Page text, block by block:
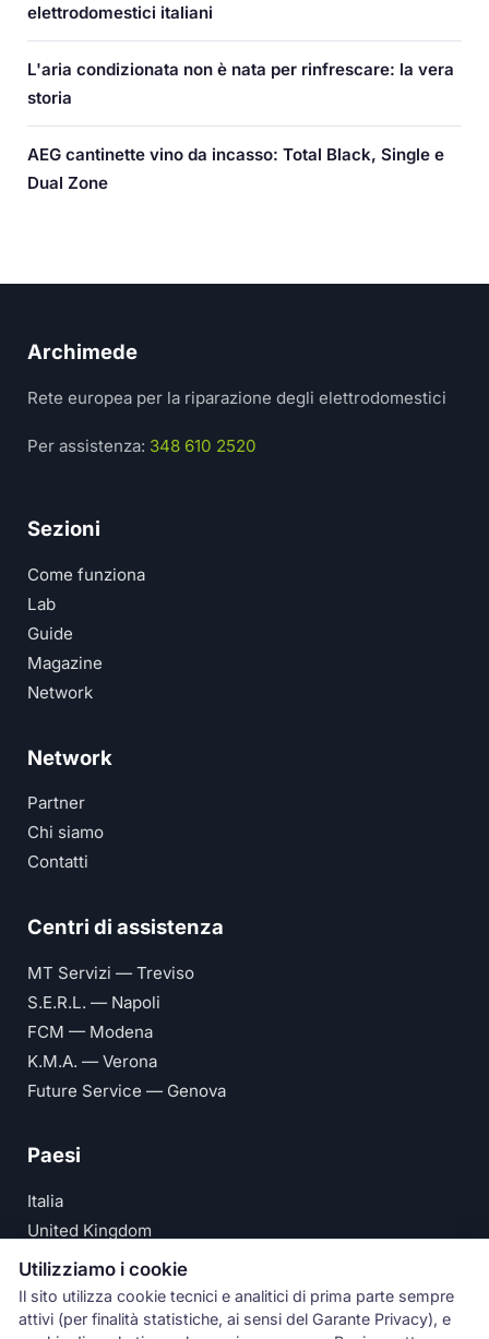
elettrodomestici italiani
L'aria condizionata non è nata per rinfrescare: la vera
storia
AEG cantinette vino da incasso: Total Black, Single e
Dual Zone
Archimede
Rete europea per la riparazione degli elettrodomestici
Per assistenza: 348 610 2520
Sezioni
Come funziona
Lab
Guide
Magazine
Network
Network
Partner
Chi siamo
Contatti
Centri di assistenza
MT Servizi — Treviso
S.E.R.L. — Napoli
FCM — Modena
K.M.A. — Verona
Future Service — Genova
Paesi
Italia
United Kingdom
Deutschland
España
Utilizziamo i cookie
Il sito utilizza cookie tecnici e analitici di prima parte sempre
attivi (per finalità statistiche, ai sensi del Garante Privacy), e